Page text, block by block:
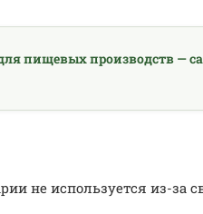
пищевых производств —
не используется из-за